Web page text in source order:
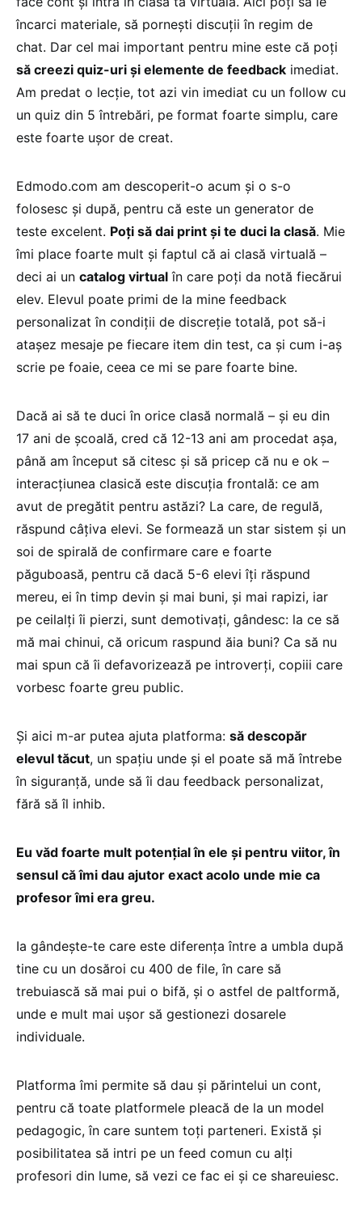
încarci materiale, să pornești discuții în regim de
chat. Dar cel mai important pentru mine este că poți
să creezi quiz-uri și elemente de feedback imediat.
Am predat o lecție, tot azi vin imediat cu un follow cu
un quiz din 5 întrebări, pe format foarte simplu, care
este foarte ușor de creat.
Edmodo.com am descoperit-o acum și o s-o
folosesc și după, pentru că este un generator de
teste excelent. Poți să dai print și te duci la clasă. Mie
îmi place foarte mult și faptul că ai clasă virtuală –
deci ai un catalog virtual în care poți da notă fiecărui
elev. Elevul poate primi de la mine feedback
personalizat în condiții de discreție totală, pot să-i
atașez mesaje pe fiecare item din test, ca și cum i-aș
scrie pe foaie, ceea ce mi se pare foarte bine.
Dacă ai să te duci în orice clasă normală – și eu din
17 ani de școală, cred că 12-13 ani am procedat așa,
până am început să citesc și să pricep că nu e ok –
interacțiunea clasică este discuția frontală: ce am
avut de pregătit pentru astăzi? La care, de regulă,
răspund câțiva elevi. Se formează un star sistem și un
soi de spirală de confirmare care e foarte
păguboasă, pentru că dacă 5-6 elevi îți răspund
mereu, ei în timp devin și mai buni, și mai rapizi, iar
pe ceilalți îi pierzi, sunt demotivați, gândesc: la ce să
mă mai chinui, că oricum raspund ăia buni? Ca să nu
mai spun că îi defavorizează pe introverți, copiii care
vorbesc foarte greu public.
Și aici m-ar putea ajuta platforma: să descopăr
elevul tăcut, un spațiu unde și el poate să mă întrebe
în siguranță, unde să îi dau feedback personalizat,
fără să îl inhib.
Eu văd foarte mult potențial în ele și pentru viitor, în
sensul că îmi dau ajutor exact acolo unde mie ca
profesor îmi era greu.
Ia gândește-te care este diferența între a umbla după
tine cu un dosăroi cu 400 de file, în care să
trebuiască să mai pui o bifă, și o astfel de paltformă,
unde e mult mai ușor să gestionezi dosarele
individuale.
Platforma îmi permite să dau și părintelui un cont,
pentru că toate platformele pleacă de la un model
pedagogic, în care suntem toți parteneri. Există și
posibilitatea să intri pe un feed comun cu alți
profesori din lume, să vezi ce fac ei și ce shareuiesc.